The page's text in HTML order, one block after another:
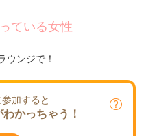
ている女性
ウンジで！
加すると…
かっちゃう！